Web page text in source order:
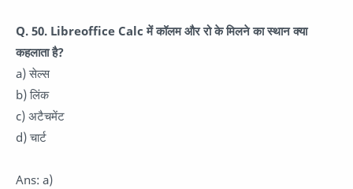
Q. 50. Libreoffice Calc में कॉलम और रो के मिलने का स्थान क्या
कहलाता है?
a) सेल्स
b) लिंक
c) अटैचमेंट
d) चार्ट
Ans: a)